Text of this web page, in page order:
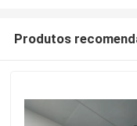
Produtos